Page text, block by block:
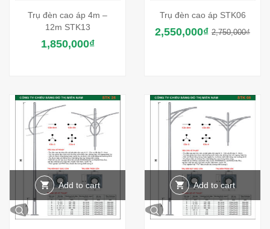
Trụ đèn cao áp 4m –
12m STK13
1,850,000₫
Trụ đèn cao áp STK06
2,750,000₫
2,550,000₫
Add to cart Add to cart